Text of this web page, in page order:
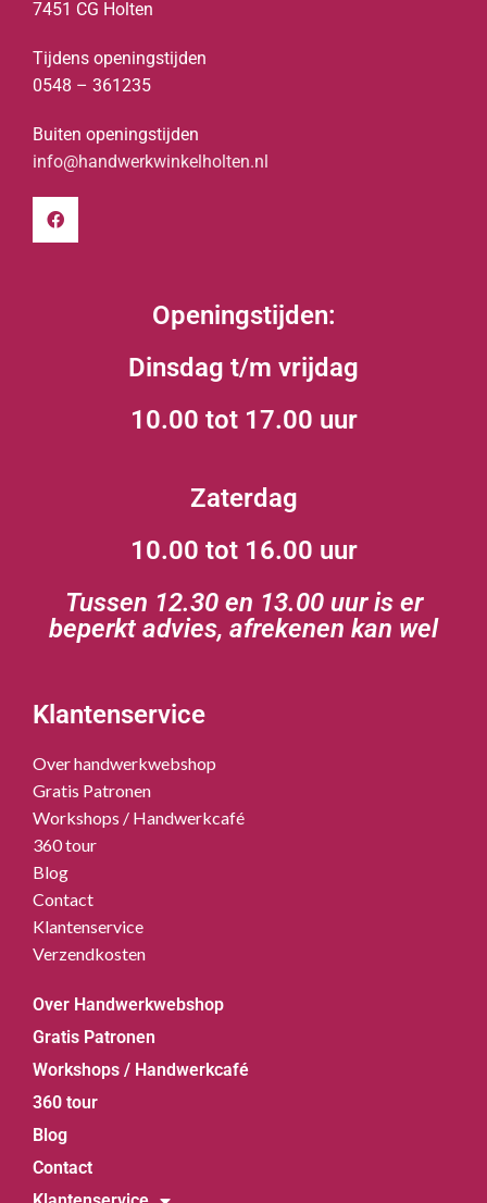
7451 CG Holten
Tijdens openingstijden
0548 – 361235
Buiten openingstijden
info@handwerkwinkelholten.nl
Openingstijden:
Dinsdag t/m vrijdag
10.00 tot 17.00 uur
Zaterdag
10.00 tot 16.00 uur
Tussen 12.30 en 13.00 uur is er
beperkt advies, afrekenen kan wel
Klantenservice
Over handwerkwebshop
Gratis Patronen
Workshops / Handwerkcafé
360 tour
Blog
Contact
Klantenservice
Verzendkosten
Over Handwerkwebshop
Gratis Patronen
Workshops / Handwerkcafé
360 tour
Blog
Contact